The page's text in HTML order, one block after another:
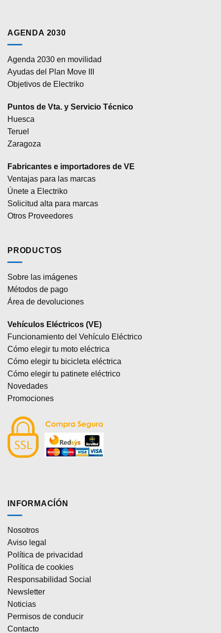
AGENDA 2030
Agenda 2030 en movilidad
Ayudas del Plan Move III
Objetivos de Electriko
Puntos de Vta. y Servicio Técnico
Huesca
Teruel
Zaragoza
Fabricantes e importadores de VE
Ventajas para las marcas
Únete a Electriko
Solicitud alta para marcas
Otros Proveedores
PRODUCTOS
Sobre las imágenes
Métodos de pago
Área de devoluciones
Vehículos Eléctricos (VE)
Funcionamiento del Vehículo Eléctrico
Cómo elegir tu moto eléctrica
Cómo elegir tu bicicleta eléctrica
Cómo elegir tu patinete eléctrico
Novedades
Promociones
INFORMACÍÓN
Nosotros
Aviso legal
Política de privacidad
Política de cookies
Responsabilidad Social
Newsletter
Noticias
Permisos de conducir
Contacto